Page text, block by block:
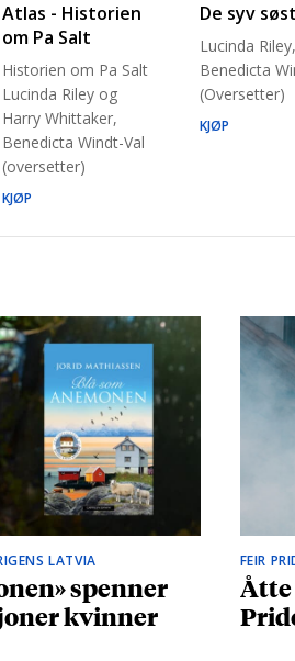
Atlas - Historien
om Pa Salt
Historien om Pa Salt
Lucinda Riley og
Harry Whittaker,
Benedicta Windt-Val
(oversetter)
KJØP
De syv
Lucinda Riley,
Benedicta
(Oversetter)
KJØP
LATVIA
spenner
kvinner
FEIR
Åtte